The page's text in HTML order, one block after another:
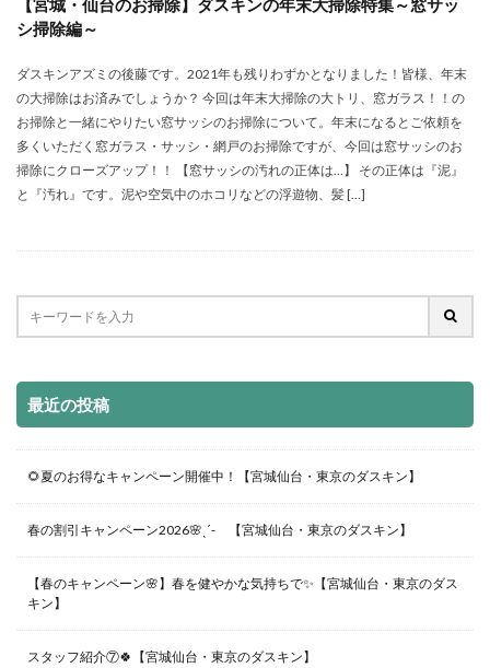
【宮城・仙台のお掃除】ダスキンの年末大掃除特集～窓サッ
シ掃除編～
ダスキンアズミの後藤です。2021年も残りわずかとなりました！皆様、年末
の大掃除はお済みでしょうか？ 今回は年末大掃除の大トリ、窓ガラス！！の
お掃除と一緒にやりたい窓サッシのお掃除について。年末になるとご依頼を
多くいただく窓ガラス・サッシ・網戸のお掃除ですが、今回は窓サッシのお
掃除にクローズアップ！！ 【窓サッシの汚れの正体は…】 その正体は『泥』
と『汚れ』です。泥や空気中のホコリなどの浮遊物、髪 […]
最近の投稿
🌻夏のお得なキャンペーン開催中！【宮城仙台・東京のダスキン】
春の割引キャンペーン2026🌸ˎˊ- 【宮城仙台・東京のダスキン】
【春のキャンペーン🌸】春を健やかな気持ちで✨【宮城仙台・東京のダス
キン】
スタッフ紹介⑦🍀【宮城仙台・東京のダスキン】